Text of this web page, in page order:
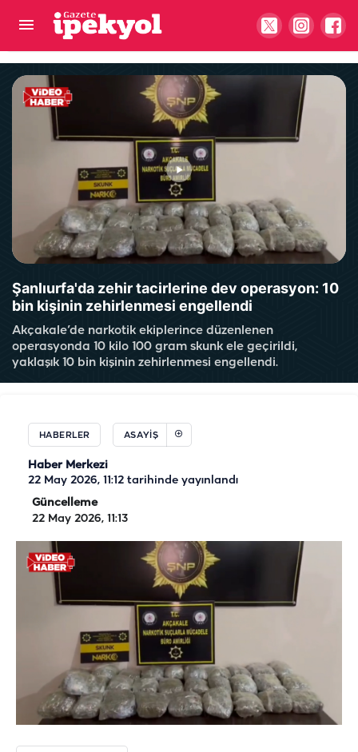
Şanlıurfa'da zehir tacirlerine dev operasyon: 10
bin kişinin zehirlenmesi engellendi
Akçakale’de narkotik ekiplerince düzenlenen
operasyonda 10 kilo 100 gram skunk ele geçirildi,
yaklaşık 10 bin kişinin zehirlenmesi engellendi.
HABERLER ASAYIŞ
Haber Merkezi
22 May 2026, 11:12 tarihinde yayınlandı
Güncelleme
22 May 2026, 11:13
Şanlıurfa'da ağaçlık alanda korkutan yangın!
Mahalleli seferber oldu